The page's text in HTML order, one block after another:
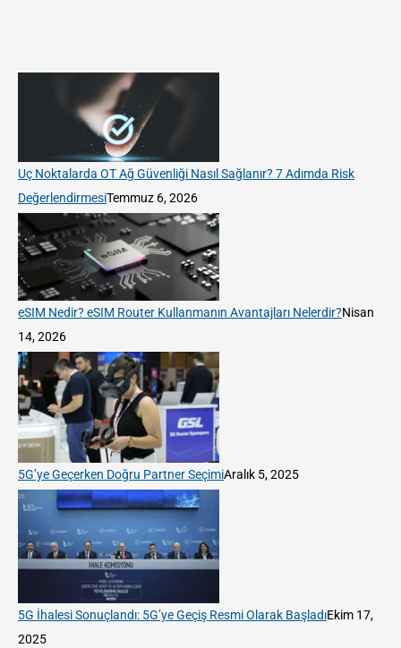
Uç Noktalarda OT Ağ Güvenliği Nasıl Sağlanır? 7 Adımda Risk
DeğerlendirmesiTemmuz 6, 2026
eSIM Nedir? eSIM Router Kullanmanın Avantajları Nelerdir?Nisan
14, 2026
5G’ye Geçerken Doğru Partner SeçimiAralık 5, 2025
5G İhalesi Sonuçlandı: 5G’ye Geçiş Resmi Olarak BaşladıEkim 17,
2025